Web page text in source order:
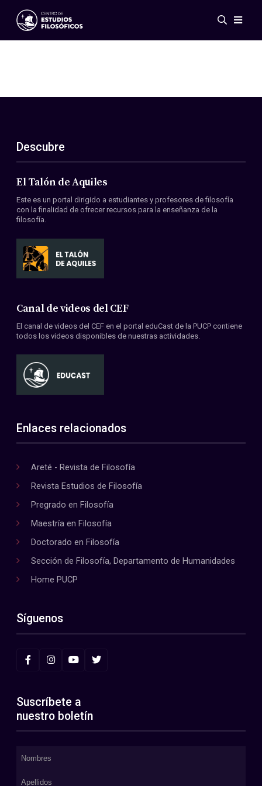
Eventos
ES
EN
Acerca de nosotros
Miembros
Convenios
Descubre
El Talón de Aquiles
Este es un portal dirigido a estudiantes y profesores de filosofía
con la finalidad de ofrecer recursos para la enseñanza de la
filosofía.
Canal de videos del CEF
El canal de videos del CEF en el portal eduCast de la PUCP contiene
todos los videos disponibles de nuestras actividades.
Enlaces relacionados
Areté - Revista de Filosofía
Revista Estudios de Filosofía
Pregrado en Filosofía
Maestría en Filosofía
Doctorado en Filosofía
Sección de Filosofía, Departamento de Humanidades
Home PUCP
Síguenos
Suscríbete a
nuestro boletín